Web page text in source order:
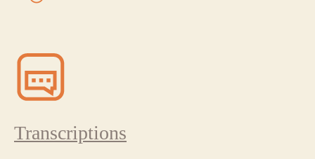
Transcriptions